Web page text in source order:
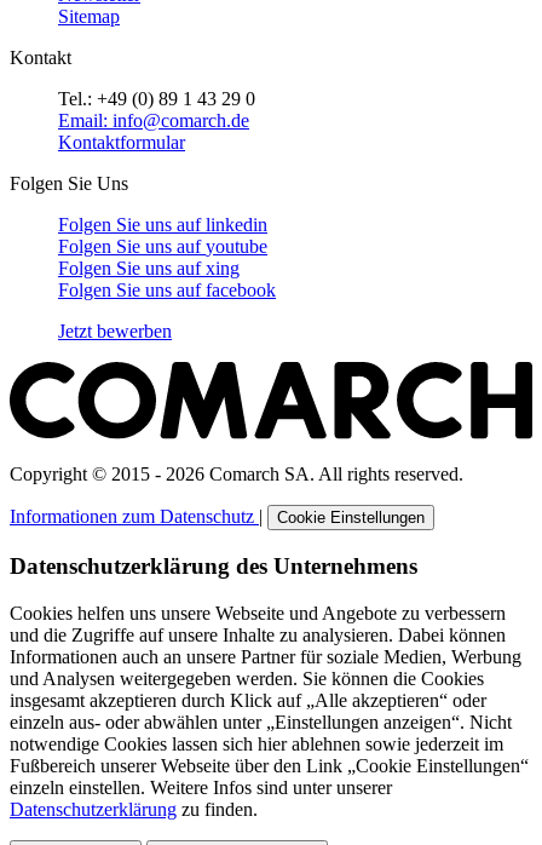
Sitemap
Kontakt
Tel.: +49 (0) 89 1 43 29 0
Email: info@comarch.de
Kontaktformular
Folgen Sie Uns
Folgen Sie uns auflinkedin
Folgen Sie uns aufyoutube
Folgen Sie uns aufxing
Folgen Sie uns auffacebook
Jetzt bewerben
Copyright © 2015 - 2026 Comarch SA. All rights reserved.
Informationen zum Datenschutz | Cookie Einstellungen
Datenschutzerklärung des Unternehmens
Cookies helfen uns unsere Webseite und Angebote zu verbessern
und die Zugriffe auf unsere Inhalte zu analysieren. Dabei können
Informationen auch an unsere Partner für soziale Medien, Werbung
und Analysen weitergegeben werden. Sie können die Cookies
insgesamt akzeptieren durch Klick auf „Alle akzeptieren“ oder
einzeln aus- oder abwählen unter „Einstellungen anzeigen“. Nicht
notwendige Cookies lassen sich hier ablehnen sowie jederzeit im
Fußbereich unserer Webseite über den Link „Cookie Einstellungen“
einzeln einstellen. Weitere Infos sind unter unserer
Datenschutzerklärung zu finden.